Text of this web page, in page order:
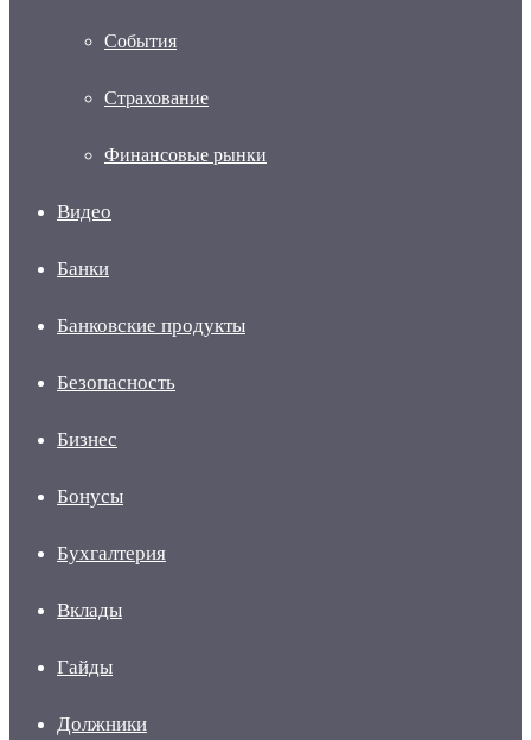
События
Страхование
Финансовые рынки
Видео
Банки
Банковские продукты
Безопасность
Бизнес
Бонусы
Бухгалтерия
Вклады
Гайды
Должники